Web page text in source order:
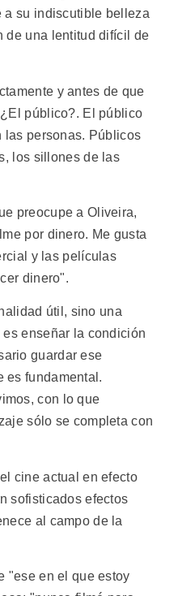
a su indiscutible belleza
de una lentitud difícil de
y antes de que
público?. El público
las personas. Públicos
los sillones de las
preocupe a Oliveira,
por dinero. Me gusta
y las películas
dinero".
útil, sino una
enseñar la condición
guardar ese
es fundamental.
con lo que
sólo se completa con
cine actual en efecto
sofisticados efectos
al campo de la
"ese en el que estoy